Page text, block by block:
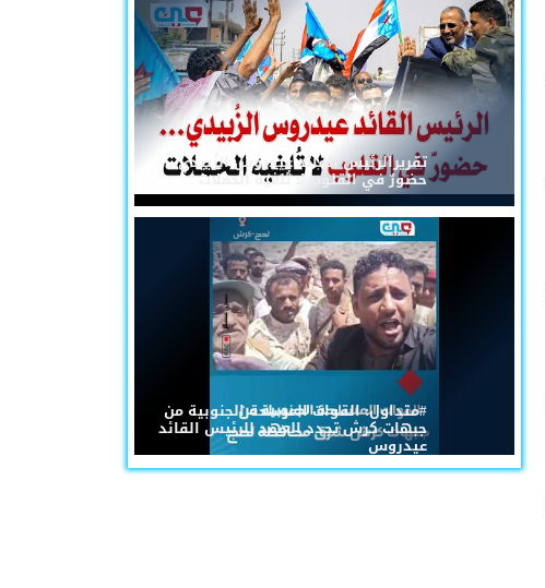
تقريرالرئيس القائد عيدروس الزُبيدي...
حضورٌ في القلوب لا تُلغيه الحملات
#متداول: القوات المسلحة الجنوبية من
جبهات كرش تجدد العهد للرئيس القائد
عيدروس